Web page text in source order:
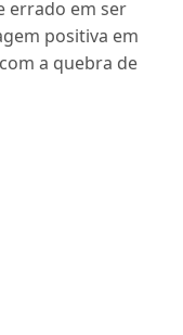
errado em ser
positiva em
a quebra de